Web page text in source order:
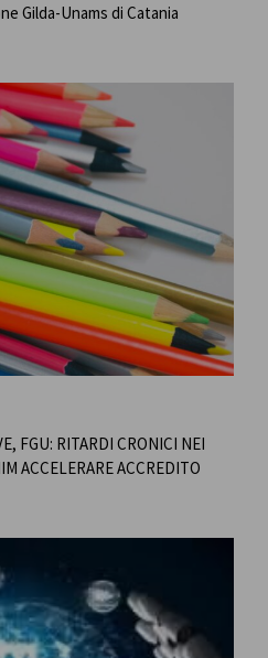
Gilda-Unams di Catania
FGU: RITARDI CRONICI NEI
ACCELERARE ACCREDITO